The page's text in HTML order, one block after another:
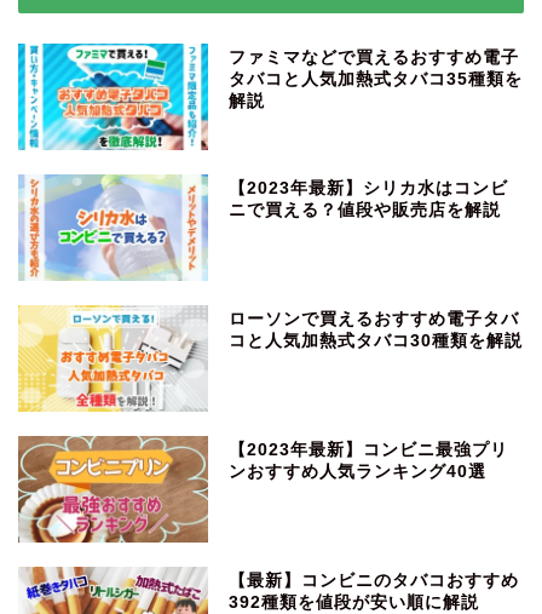
ファミマなどで買えるおすすめ電子
タバコと人気加熱式タバコ35種類を
解説
【2023年最新】シリカ水はコンビ
ニで買える？値段や販売店を解説
ローソンで買えるおすすめ電子タバ
コと人気加熱式タバコ30種類を解説
【2023年最新】コンビニ最強プリ
ンおすすめ人気ランキング40選
【最新】コンビニのタバコおすすめ
392種類を値段が安い順に解説